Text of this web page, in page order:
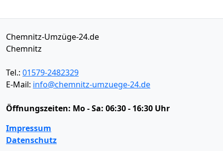
Chemnitz-Umzüge-24.de
Chemnitz
Tel.: 01579-2482329
E-Mail: info@chemnitz-umzuege-24.de
Öffnungszeiten: Mo - Sa: 06:30 - 16:30 Uhr
Impressum
Datenschutz